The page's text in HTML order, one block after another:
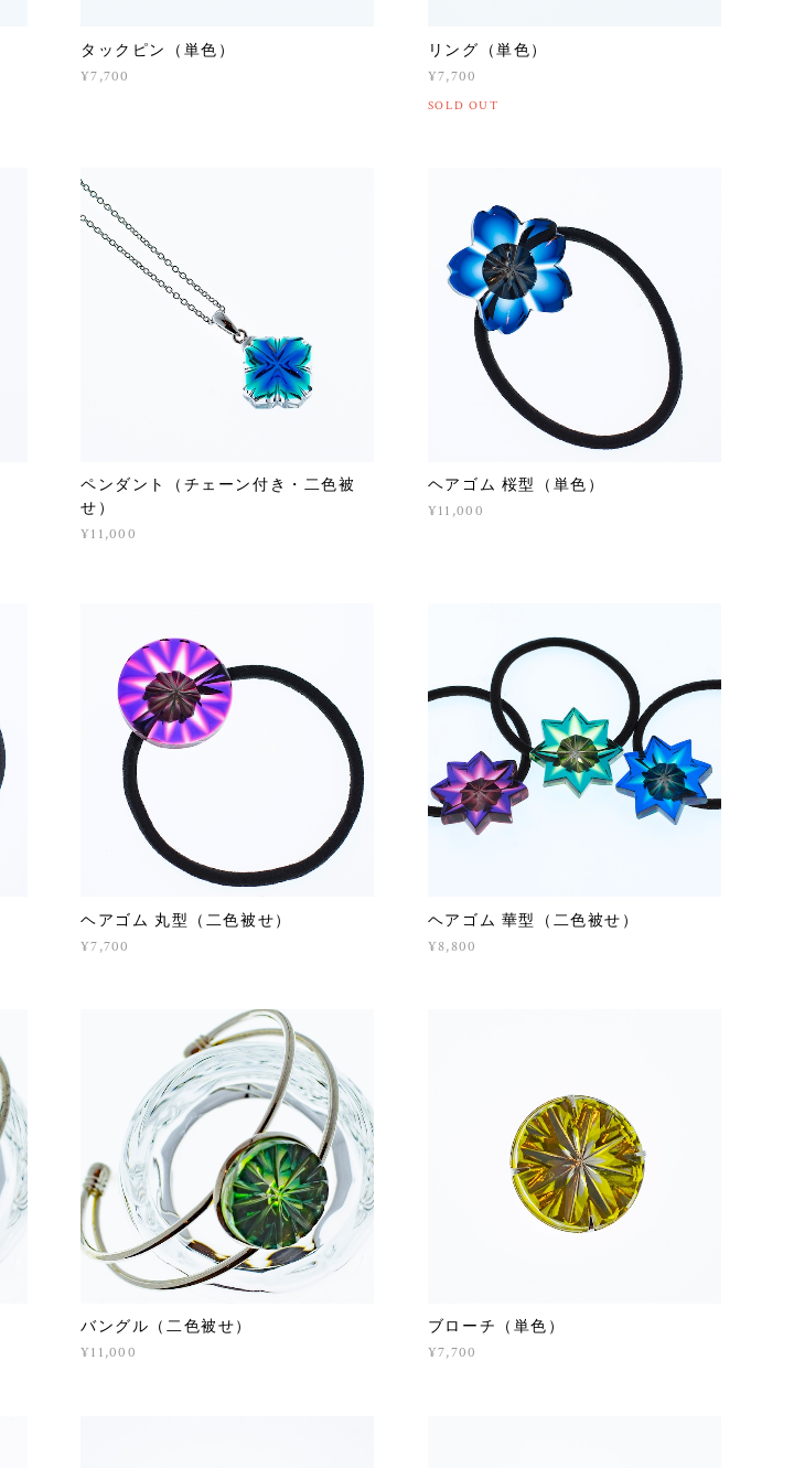
タックピン（単色）
¥7,700
リング（単色）
¥7,700
SOLD OUT
ペンダント（チェーン付き・二色被
せ）
¥11,000
ヘアゴム 桜型（単色）
¥11,000
ヘアゴム 丸型（二色被せ）
¥7,700
ヘアゴム 華型（二色被せ）
¥8,800
バングル（二色被せ）
¥11,000
ブローチ（単色）
¥7,700